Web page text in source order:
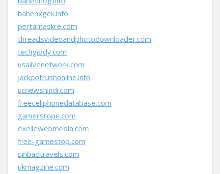
bahenxgek.info
pertamaskre.com
threadsvideoandphotodownloader.com
techgiddy.com
usalivenetwork.com
jackpotrushonline.info
ucnewshindi.com
freecellphonedatabase.com
gamersrope.com
exellewebmedia.com
free-gamestop.com
sinbadtravels.com
ukmagzine.com